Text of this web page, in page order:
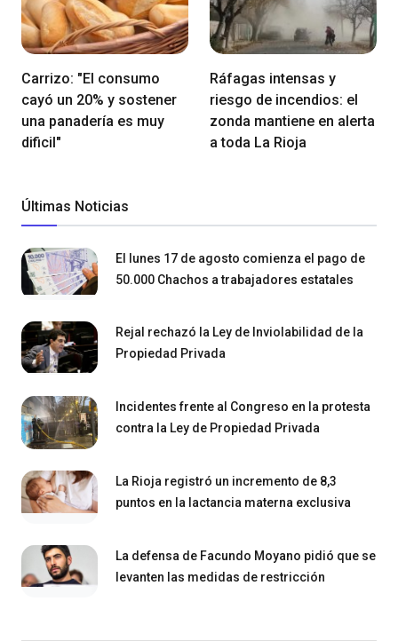
Carrizo: "El consumo
cayó un 20% y sostener
una panadería es muy
dificil"
Ráfagas intensas y
riesgo de incendios: el
zonda mantiene en alerta
a toda La Rioja
Últimas Noticias
El lunes 17 de agosto comienza el pago de
50.000 Chachos a trabajadores estatales
Rejal rechazó la Ley de Inviolabilidad de la
Propiedad Privada
Incidentes frente al Congreso en la protesta
contra la Ley de Propiedad Privada
La Rioja registró un incremento de 8,3
puntos en la lactancia materna exclusiva
La defensa de Facundo Moyano pidió que se
levanten las medidas de restricción